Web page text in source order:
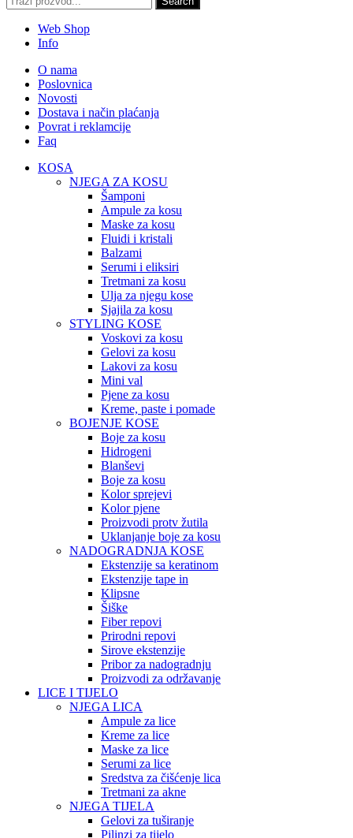
Web Shop
Info
O nama
Poslovnica
Novosti
Dostava i način plaćanja
Povrat i reklamcije
Faq
KOSA
NJEGA ZA KOSU
Šamponi
Ampule za kosu
Maske za kosu
Fluidi i kristali
Balzami
Serumi i eliksiri
Tretmani za kosu
Ulja za njegu kose
Sjajila za kosu
STYLING KOSE
Voskovi za kosu
Gelovi za kosu
Lakovi za kosu
Mini val
Pjene za kosu
Kreme, paste i pomade
BOJENJE KOSE
Boje za kosu
Hidrogeni
Blanševi
Boje za kosu
Kolor sprejevi
Kolor pjene
Proizvodi protv žutila
Uklanjanje boje za kosu
NADOGRADNJA KOSE
Ekstenzije sa keratinom
Ekstenzije tape in
Klipsne
Šiške
Fiber repovi
Prirodni repovi
Sirove ekstenzije
Pribor za nadogradnju
Proizvodi za održavanje
LICE I TIJELO
NJEGA LICA
Ampule za lice
Kreme za lice
Maske za lice
Serumi za lice
Sredstva za čišćenje lica
Tretmani za akne
NJEGA TIJELA
Gelovi za tuširanje
Pilinzi za tijelo